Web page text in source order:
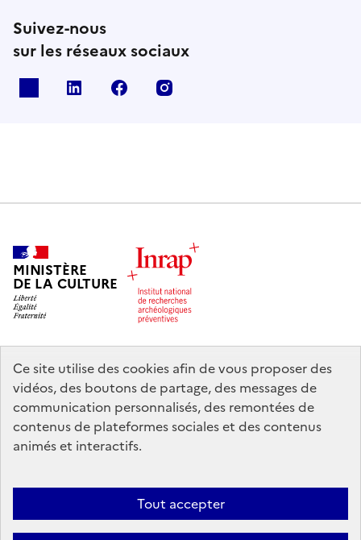
Ce site utilise des cookies afin de vous proposer des
vidéos, des boutons de partage, des messages de
communication personnalisés, des remontées de
contenus de plateformes sociales et des contenus
animés et interactifs.
Tout accepter
Suivez-nous
sur les réseaux sociaux
Linkedin Facebook
MINISTÈRE
DE LA CULTURE
legifrance.gouv.fr
info.gouv.fr
service-public.gouv.fr
data.gouv.fr
Nous contacter Mentions légales
Accessibilité : partiellement
Politique d’utilisation des témoins de connexion (cookies)